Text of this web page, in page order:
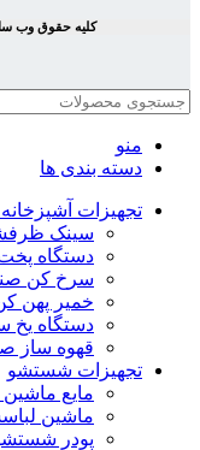
کلیه حقوق وب
منو
دسته بندی ها
تجهیزات
سینک
دستگاه پخت
سرخ کن
خمیر پهن
دستگاه یخ
قهوه ساز
تجهیزات شستشو
مایع
ماشین
پودر